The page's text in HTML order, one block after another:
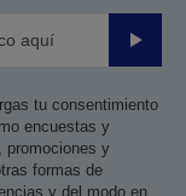
Enviar
tu consentimiento
encuestas y
promociones y
formas de
y del modo en